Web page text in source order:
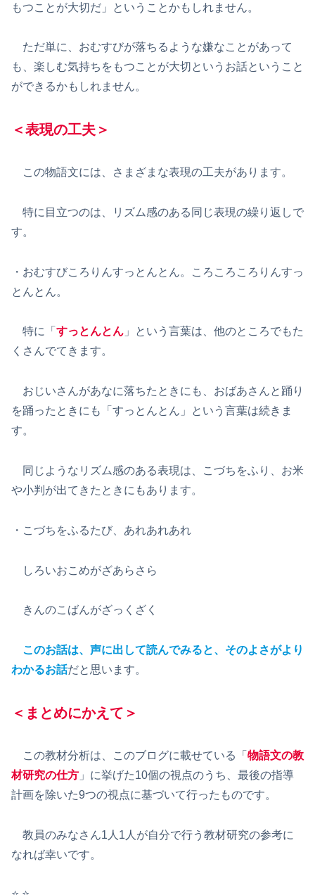
もつことが大切だ」ということかもしれません。
ただ単に、おむすびが落ちるような嫌なことがあって
も、楽しむ気持ちをもつことが大切というお話ということ
ができるかもしれません。
＜表現の工夫＞
この物語文には、さまざまな表現の工夫があります。
特に目立つのは、リズム感のある同じ表現の繰り返しで
す。
・おむすびころりんすっとんとん。ころころころりんすっ
とんとん。
特に「 すっとんとん 」という言葉は、他のところでもた
くさんでてきます。
おじいさんがあなに落ちたときにも、おばあさんと踊り
を踊ったときにも「すっとんとん」という言葉は続きま
す。
同じようなリズム感のある表現は、こづちをふり、お米
や小判が出てきたときにもあります。
・こづちをふるたび、あれあれあれ
しろいおこめがざあらさら
きんのこばんがざっくざく
このお話は、声に出して読んでみると、そのよさがより
わかるお話だと思います。
＜まとめにかえて＞
この教材分析は、このブログに載せている「 物語文の教
材研究の仕方 」に挙げた10個の視点のうち、最後の指導
計画を除いた9つの視点に基づいて行ったものです。
教員のみなさん1人1人が自分で行う教材研究の参考に
なれば幸いです。